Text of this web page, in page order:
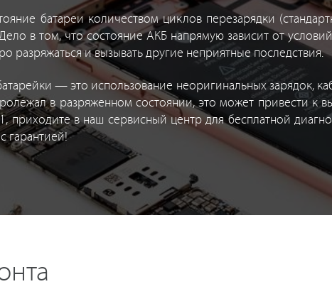
батареи количеством циклов перезарядки
в том, что состояние АКБ напрямую зависит от
разряжаться и вызывать другие неприятные последствия.
— это использование неоригинальных зарядок,
в разряженном состоянии, это может привести к
приходите в наш сервисный центр для бесплатной
гарантией!